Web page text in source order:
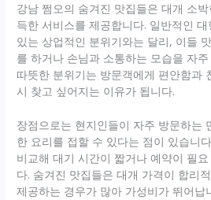
강남 쩜오의 숨겨진 맛집들은 대개 소
득한 서비스를 제공합니다. 일반적인
있는 상업적인 분위기와는 달리, 이들
를 하거나 손님과 소통하는 모습을 자
따뜻한 분위기는 방문객에게 편안함과
시 찾고 싶어지는 이유가 됩니다.
장점으로는 현지인들이 자주 방문하는
한 요리를 접할 수 있다는 점이 있습니
비교해 대기 시간이 짧거나 예약이 필
다. 숨겨진 맛집들은 대개 가격이 합리
제공하는 경우가 많아 가성비가 뛰어납